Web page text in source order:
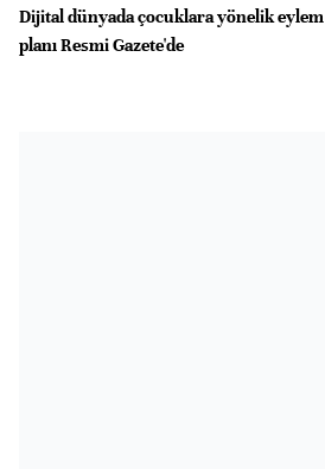
Dijital dünyada çocuklara yönelik eylem
planı Resmi Gazete'de